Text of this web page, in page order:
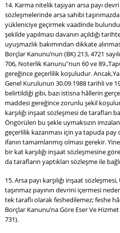
14. Karma nitelik taşıyan arsa payı devri
sözleşmelerinde arsa sahibi
yükleniciye geçirmek vaadinde
şekilde yapılması davanın açıldığı
uyuşmazlık bakımından dikkate
Borçlar Kanunu’nun (BK) 213, 4721
706, Noterlik Kanunu"nun 60 ve
gereğince geçerlilik koşuludur.
Genel Kurulunun 30.09.1988 tarihli ve
belirtildiği gibi, bazı istisna hâllerin
maddesi gereğince zorunlu şekil
karşılığı inşaat sözleşmesi de tarafları
Öngörülen bu şekle uymaksızın
geçerlilik kazanması için ya tapuda pay
ifanın tamamlanmış olması gerekir.
bir kat karşılığı inşaat sözleşmesine
da tarafların yaptıkları sözleşme ile
15. Arsa payı karşılığı inşaat
taşınmaz payının devrini içermesi
tek taraflı olarak feshedilemez; feshe
Borçlar Kanunu’na Göre Eser Ve
731).